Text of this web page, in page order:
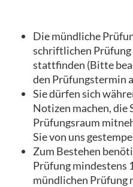
Die mündliche
schriftlichen Prüfung
stattfinden (Bitte
den Prüfungstermin
Sie dürfen sich
Notizen machen, die
Prüfungsraum
Sie von uns
Zum Bestehen
Prüfung mindestens
mündlichen Prüfung